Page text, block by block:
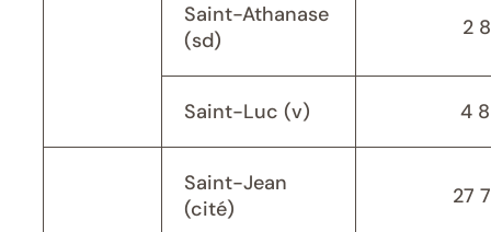
Saint-Athanase
(sd)
2
Saint-Luc (v) 4
Saint-Jean
(cité)
27